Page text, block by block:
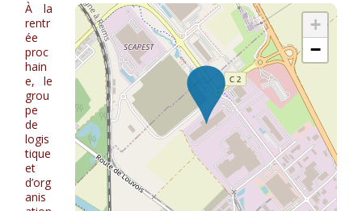
À la
rentr
ée
proc
hain
e, le
grou
pe
de
logis
tique
et
d’org
anis